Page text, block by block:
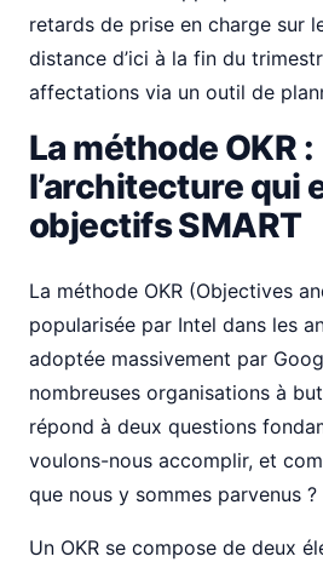
retards de prise en charge sur
distance d’ici à la fin du
affectations via un outil de
La méthode OKR :
l’architecture qui
objectifs SMART
La méthode OKR (Objectives
popularisée par Intel dans les
adoptée massivement par
nombreuses organisations à
répond à deux questions
voulons-nous accomplir, et
que nous y sommes parvenus ?
Un OKR se compose de deux